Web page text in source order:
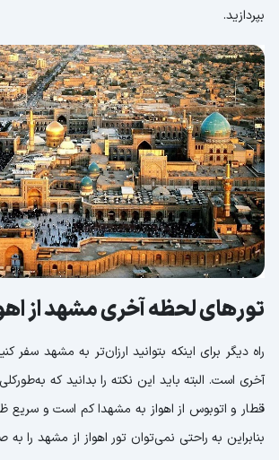
بپردازید.
تورهای لحظه آخری مشهد از
راه دیگر برای اینکه بتوانید ارزان‌تر به مشهد سفر
آخری است. البته باید این نکته را بدانید که
قطار و اتوبوس از اهواز به مشهدا کم است و
بنابراین به راحتی نمی‌توان تور اهواز از مشهد را